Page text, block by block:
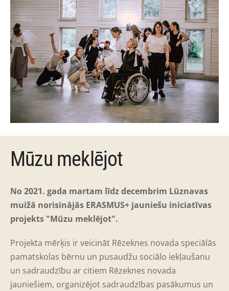
Mūzu meklējot
No 2021. gada martam līdz decembrim Lūznavas
muižā norisinājās ERASMUS+ jauniešu iniciatīvas
projekts "Mūzu meklējot".
Projekta mērķis ir veicināt Rēzeknes novada speciālās
pamatskolas bērnu un pusaudžu sociālo iekļaušanu
un sadraudzību ar citiem Rēzeknes novada
jauniešiem, organizējot sadraudzības pasākumus un